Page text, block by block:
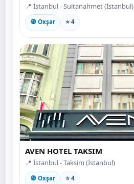
📍 İstanbul - Sultanahmet (İstanbul)
🧭 Oxşar ⭐ 4
AVEN HOTEL TAKSIM
📍 İstanbul - Taksim (İstanbul)
🧭 Oxşar ⭐ 4